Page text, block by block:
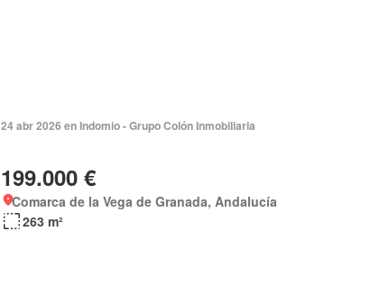
24 abr 2026 en Indomio - Grupo Colón Inmobiliaria
199.000 €
Comarca de la Vega de Granada, Andalucía
263 m²